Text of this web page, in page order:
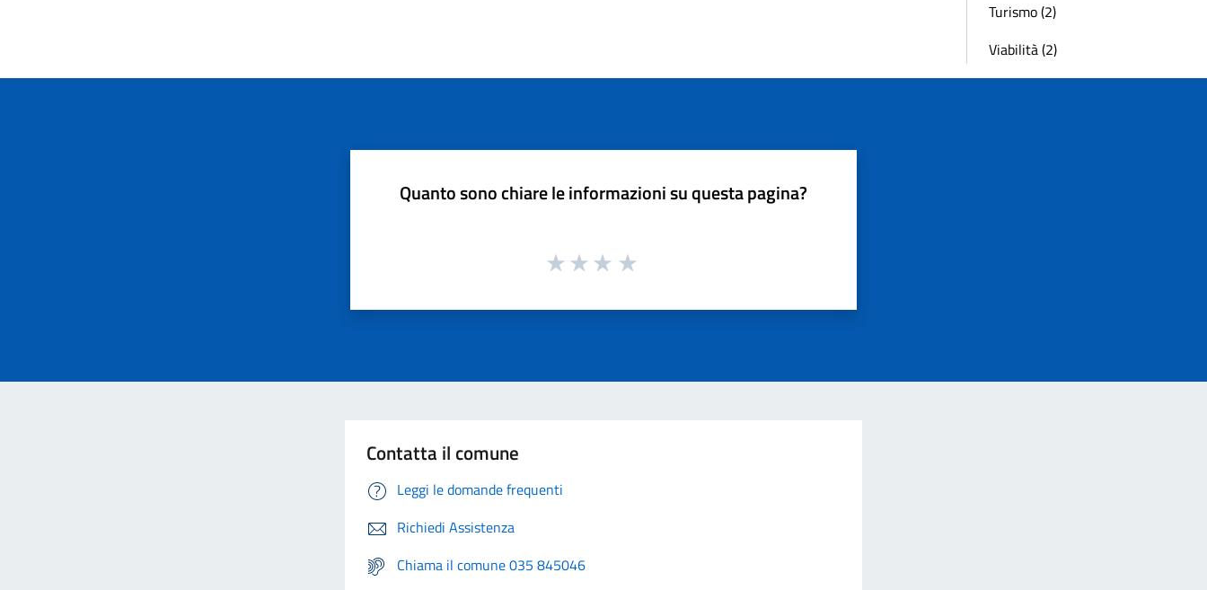
Turismo (2)
Viabilità (2)
Quanto sono chiare le informazioni su questa pagina?
Contatta il comune
Leggi le domande frequenti
Richiedi Assistenza
Chiama il comune 035 845046